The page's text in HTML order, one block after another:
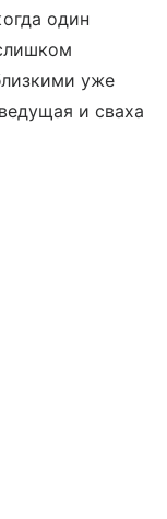
один
уже
и сваха